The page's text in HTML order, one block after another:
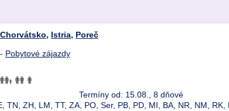
Chorvátsko, Istria, Poreč
- Pobytové zájazdy
Termíny od: 15.08., 8 dňové
TN, ZH, LM, TT, ZA, PO, Ser, PB, PD, MI, BA, NR, NM, RK,